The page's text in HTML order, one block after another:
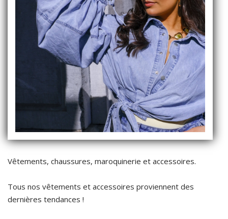
Vêtements, chaussures, maroquinerie et accessoires.
Tous nos vêtements et accessoires proviennent des
dernières tendances !